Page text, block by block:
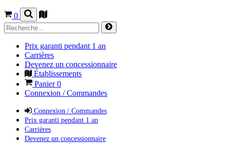
0
Prix garanti pendant 1 an
Carrières
Devenez un concessionnaire
Établissements
Panier0
Connexion / Commandes
Connexion / Commandes
Prix garanti pendant 1 an
Carrières
Devenez un concessionnaire